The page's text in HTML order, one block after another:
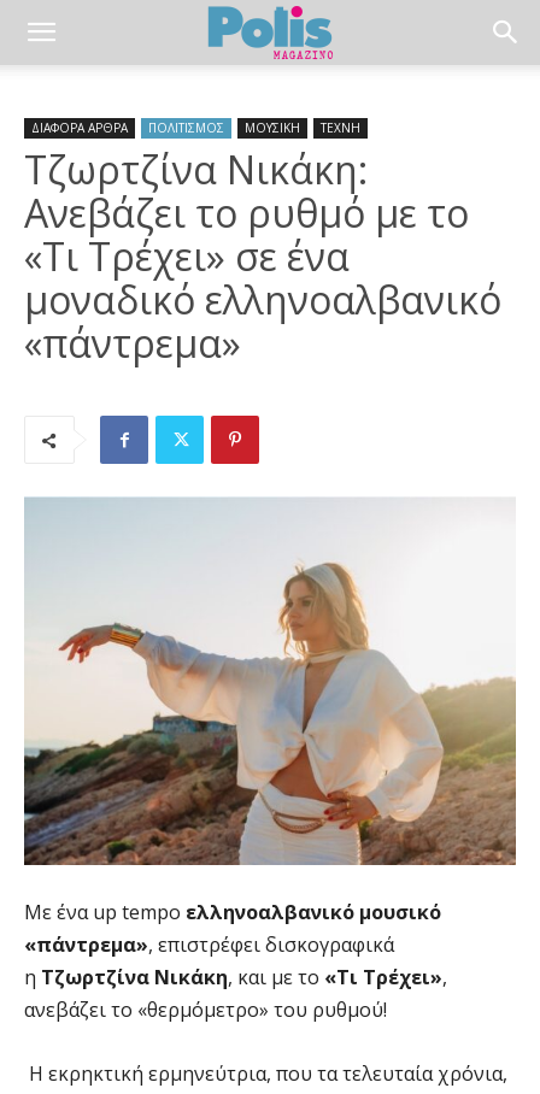
ΔΙΑΦΟΡΑ ΑΡΘΡΑ ΠΟΛΙΤΙΣΜΟΣ ΜΟΥΣΙΚΗ ΤΕΧΝΗ
Τζωρτζίνα Νικάκη:
Ανεβάζει το ρυθμό με το
«Τι Τρέχει» σε ένα
μοναδικό ελληνοαλβανικό
«πάντρεμα»
Με ένα up tempo ελληνοαλβανικό μουσικό
«πάντρεμα», επιστρέφει δισκογραφικά
η Τζωρτζίνα Νικάκη, και με το «Τι Τρέχει»,
ανεβάζει το «θερμόμετρο» του ρυθμού!
Η εκρηκτική ερμηνεύτρια, που τα τελευταία χρόνια,